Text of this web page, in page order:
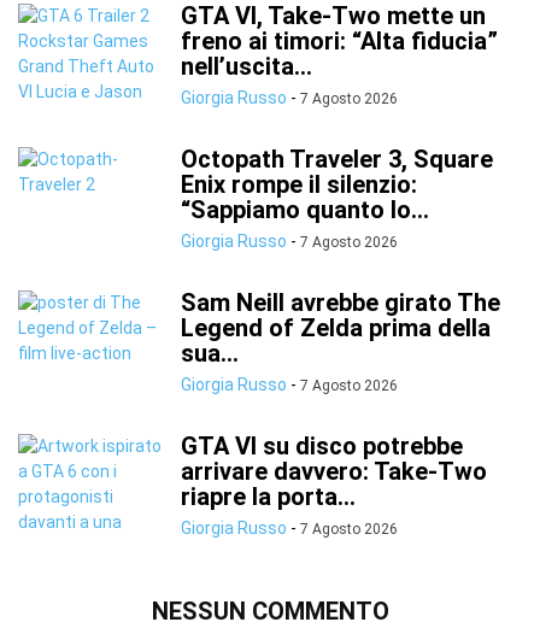
GTA VI, Take-Two mette un
freno ai timori: “Alta fiducia”
nell’uscita...
Giorgia Russo - 7 Agosto 2026
Octopath Traveler 3, Square
Enix rompe il silenzio:
“Sappiamo quanto lo...
Giorgia Russo - 7 Agosto 2026
Sam Neill avrebbe girato The
Legend of Zelda prima della
sua...
Giorgia Russo - 7 Agosto 2026
GTA VI su disco potrebbe
arrivare davvero: Take-Two
riapre la porta...
Giorgia Russo - 7 Agosto 2026
NESSUN COMMENTO